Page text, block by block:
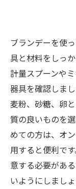
ブランデーを使
具と材料をしっ
計量スプーンや
器具を確認しま
麦粉、砂糖、卵
質の良いものを
めての方は、オ
用すると便利で
意する必要があ
いようにしましょ